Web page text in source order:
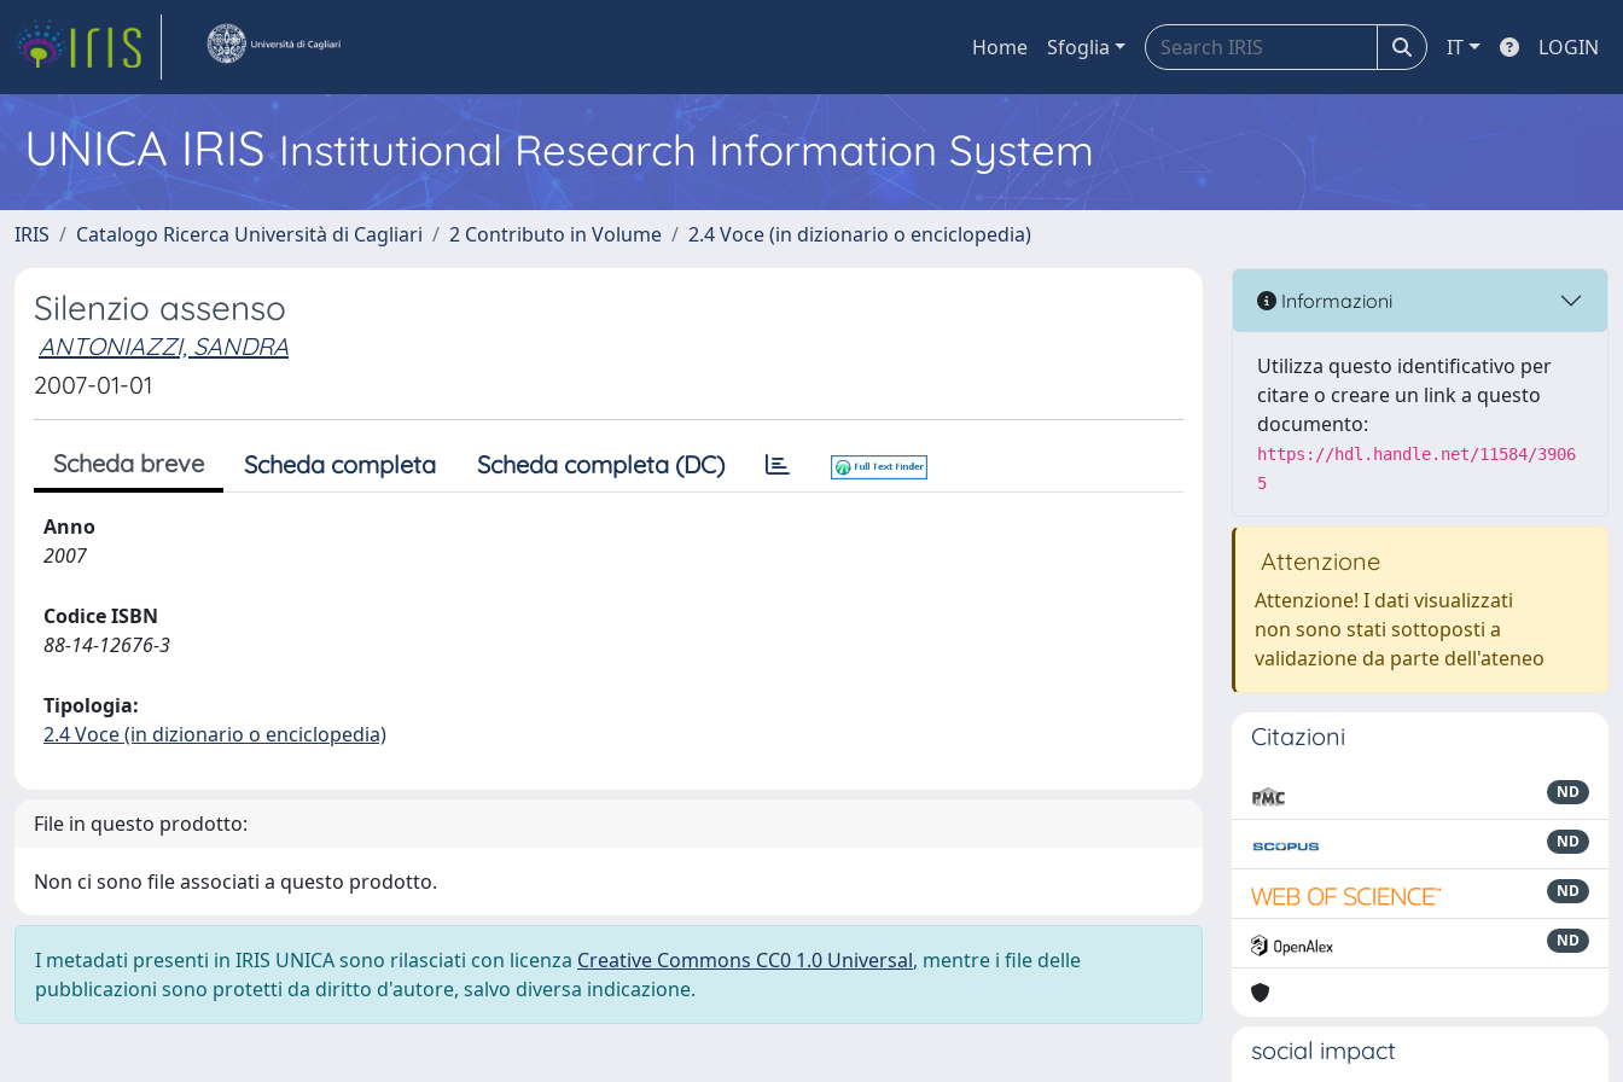
Home Sfoglia IT LOGIN
UNICA IRISInstitutional Research Information System
IRIS Catalogo Ricerca Università di Cagliari 2 Contributo in Volume 2.4 Voce (in dizionario o enciclopedia)
Silenzio assenso
ANTONIAZZI, SANDRA
2007-01-01
Scheda breve Scheda completa Scheda completa (DC)
Anno
2007
Codice ISBN
88-14-12676-3
Tipologia:
2.4 Voce (in dizionario o enciclopedia)
File in questo prodotto:
Non ci sono file associati a questo prodotto.
I metadati presenti in IRIS UNICA sono rilasciati con licenza Creative Commons CC0 1.0 Universal, mentre i file delle
pubblicazioni sono protetti da diritto d'autore, salvo diversa indicazione.
Informazioni
Utilizza questo identificativo per
citare o creare un link a questo
documento:
https://hdl.handle.net/11584/3906
5
Attenzione
Attenzione! I dati visualizzati
non sono stati sottoposti a
validazione da parte dell'ateneo
Citazioni
ND
ND
ND
ND
social impact